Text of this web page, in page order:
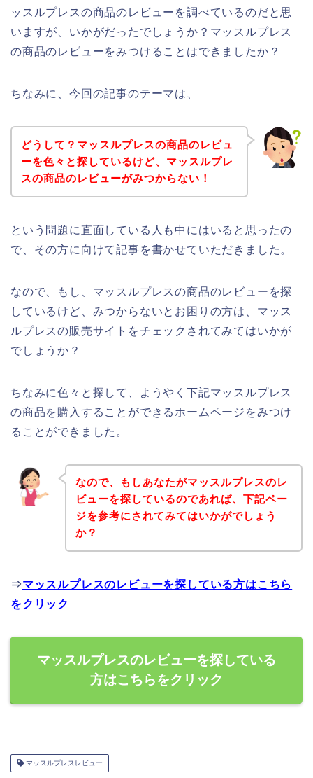
ッスルプレスの商品のレビューを調べているのだと思
いますが、いかがだったでしょうか？マッスルプレス
の商品のレビューをみつけることはできましたか？
ちなみに、今回の記事のテーマは、
どうして？マッスルプレスの商品のレビュ
ーを色々と探しているけど、マッスルプレ
スの商品のレビューがみつからない！
という問題に直面している人も中にはいると思ったの
で、その方に向けて記事を書かせていただきました。
なので、もし、マッスルプレスの商品のレビューを探
しているけど、みつからないとお困りの方は、マッス
ルプレスの販売サイトをチェックされてみてはいかが
でしょうか？
ちなみに色々と探して、ようやく下記マッスルプレス
の商品を購入することができるホームページをみつけ
ることができました。
なので、もしあなたがマッスルプレスのレ
ビューを探しているのであれば、下記ペー
ジを参考にされてみてはいかがでしょう
か？
⇒マッスルプレスのレビューを探している方はこちら
をクリック
マッスルプレスのレビューを探している
方はこちらをクリック
マッスルプレスレビュー